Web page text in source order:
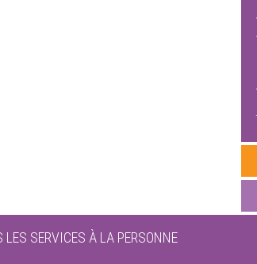
LES SERVICES À LA PERSONNE